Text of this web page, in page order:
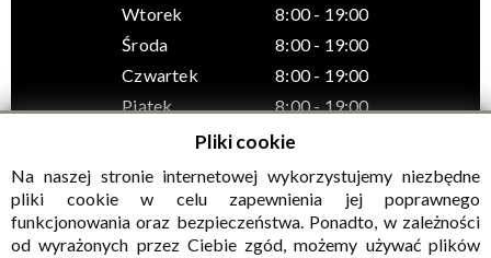
Wtorek
8:00 - 19:00
Środa
8:00 - 19:00
Czwartek
8:00 - 19:00
Piątek
8:00 - 19:00
© Wszelkie prawa zastrzeżone, Gminny Ośrodek Kultury w
Sadownem
Pliki cookie
Na naszej stronie internetowej wykorzystujemy niezbędne
pliki cookie w celu zapewnienia jej poprawnego
funkcjonowania oraz bezpieczeństwa. Ponadto, w zależności
od wyrażonych przez Ciebie zgód, możemy używać plików